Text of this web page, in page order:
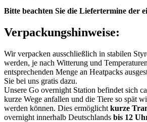
Bitte beachten Sie die Liefertermine der
Verpackungshinweise:
Wir verpacken ausschließlich in stabilen
werden, je nach Witterung und
entsprechenden Menge an Heatpacks
Sie bei uns gratis dazu.
Unsere Go overnight Station befindet sich
kurze Wege anfallen und die Tiere so spät
werden können. Dies ermöglicht kurze
overnight innerhalb Deutschlands bis 12